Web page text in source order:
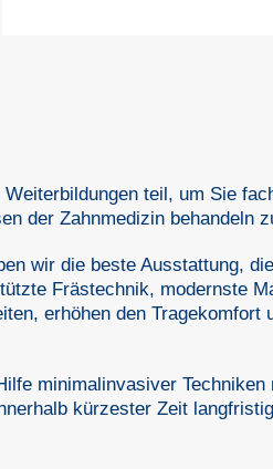
teil, um Sie
der Zahnmedizin behandeln
wir die beste Ausstattung,
Frästechnik, modernste
erhöhen den Tragekomfort
minimalinvasiver Techniken
kürzester Zeit